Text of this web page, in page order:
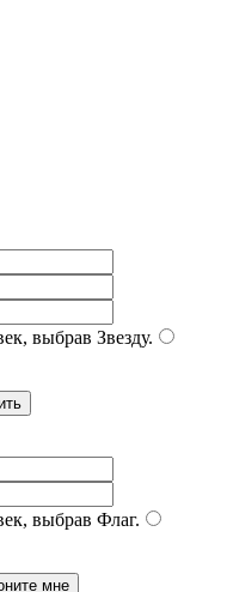
выбрав Звезду.
выбрав Флаг.